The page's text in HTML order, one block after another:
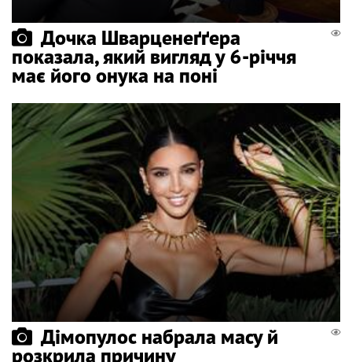
Дочка Шварценеґґера
показала, який вигляд у 6-річчя
має його онука на поні
Дімопулос набрала масу й
розкрила причину